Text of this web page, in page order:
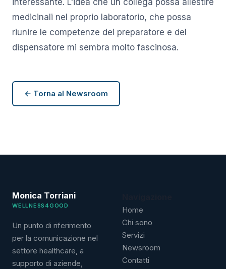
interessante. L'idea che un collega possa allestire
medicinali nel proprio laboratorio, che possa
riunire le competenze del preparatore e del
dispensatore mi sembra molto fascinosa.
← Torna al Newsroom
Monica Torriani
WELLNESS4GOOD
Un punto di riferimento
per la comunicazione nel
settore healthcare, a
supporto di aziende,
Home
Chi sono
Servizi
Newsroom
Contatti